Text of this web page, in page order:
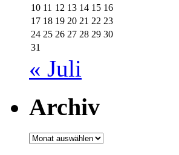
10 11 12 13 14 15 16
17 18 19 20 21 22 23
24 25 26 27 28 29 30
31
« Juli
Archiv
Archiv